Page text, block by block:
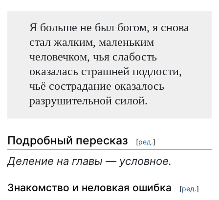
Я больше не был богом, я снова
стал жалким, маленьким
человечком, чья слабость
оказалась страшней подлости,
чьё сострадание оказалось
разрушительной силой.
Подробный пересказ [ред.]
Деление на главы — условное.
Знакомство и неловкая ошибка [ред.]